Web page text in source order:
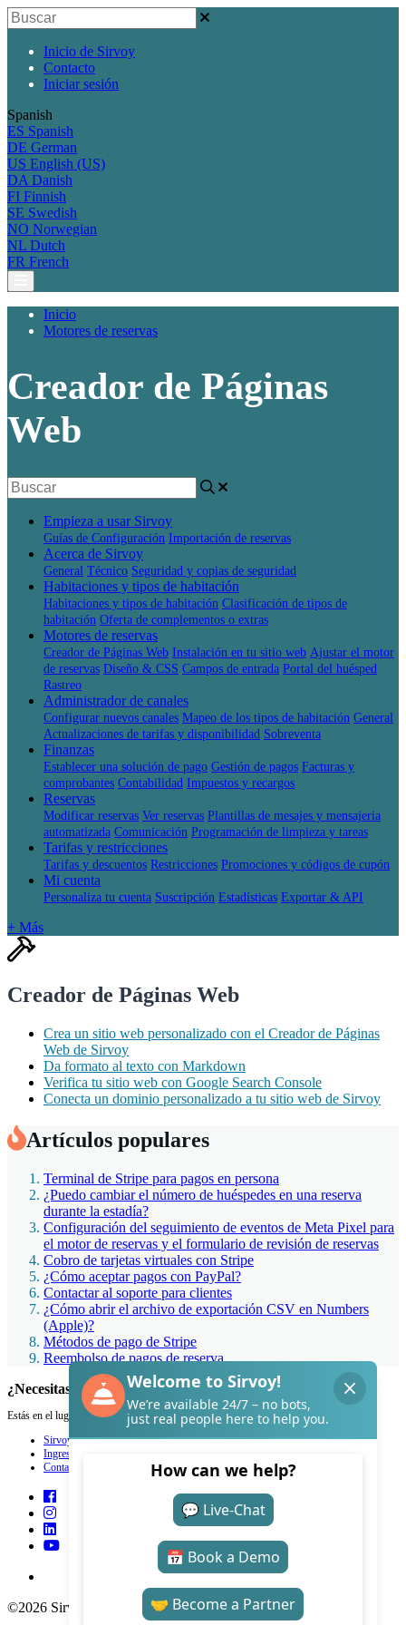
Inicio de Sirvoy
Contacto
Iniciar sesión
Spanish
ES Spanish
DE German
US English (US)
DA Danish
FI Finnish
SE Swedish
NO Norwegian
NL Dutch
FR French
Inicio
Motores de reservas
Creador de Páginas
Web
Empieza a usar Sirvoy
Guías de Configuración Importación de reservas
Acerca de Sirvoy
General Técnico Seguridad y copias de seguridad
Habitaciones y tipos de habitación
Habitaciones y tipos de habitación Clasificación de tipos de
habitación Oferta de complementos o extras
Motores de reservas
Creador de Páginas Web Instalación en tu sitio web Ajustar el motor
de reservas Diseño & CSS Campos de entrada Portal del huésped
Rastreo
Administrador de canales
Configurar nuevos canales Mapeo de los tipos de habitación General
Actualizaciones de tarifas y disponibilidad Sobreventa
Finanzas
Establecer una solución de pago Gestión de pagos Facturas y
comprobantes Contabilidad Impuestos y recargos
Reservas
Modificar reservas Ver reservas Plantillas de mesajes y mensajeria
automatizada Comunicación Programación de limpieza y tareas
Tarifas y restricciones
Tarifas y descuentos Restricciones Promociones y códigos de cupón
Mi cuenta
Personaliza tu cuenta Suscripción Estadísticas Exportar & API
+ Más
Creador de Páginas Web
Crea un sitio web personalizado con el Creador de Páginas
Web de Sirvoy
Da formato al texto con Markdown
Verifica tu sitio web con Google Search Console
Conecta un dominio personalizado a tu sitio web de Sirvoy
Artículos populares
Terminal de Stripe para pagos en persona
¿Puedo cambiar el número de huéspedes en una reserva
durante la estadía?
Configuración del seguimiento de eventos de Meta Pixel para
el motor de reservas y el formulario de revisión de reservas
Cobro de tarjetas virtuales con Stripe
¿Cómo aceptar pagos con PayPal?
Contactar al soporte para clientes
¿Cómo abrir el archivo de exportación CSV en Numbers
(Apple)?
Métodos de pago de Stripe
Reembolso de pagos de reserva
¿Necesitas ayuda con Sirvoy?
Estás en el lugar adecuado.
Sirvoy
Ingresar
Contacto
©2026 Sirvoy . All Rights reserved.